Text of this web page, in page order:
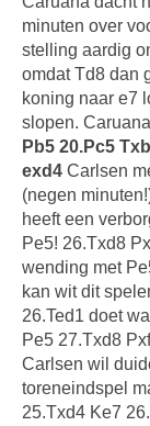
minuten over
stelling aardig
omdat Td8 dan
koning naar e7
slopen.
Pb5 20.Pc5
exd4 Carlsen
(negen
heeft een
Pe5! 26.Txd8
wending met
kan wit dit
26.Ted1 doet
Pe5 27.Txd8
Carlsen wil
toreneindspel
25.Txd4 Ke7